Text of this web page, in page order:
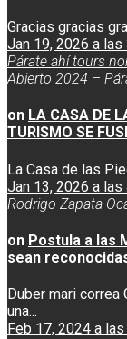
Gracias gracias
Jan 19, 2026 a las
Párate ahí tours
Abierto 2024 –
on LA CASA DE
TURISMO SE
La Casa de las
Jan 13, 2026 a las
Rodrigo Zapata
on Postula a las
sean
Duber mari correa
una...
Feb 17, 2024 a